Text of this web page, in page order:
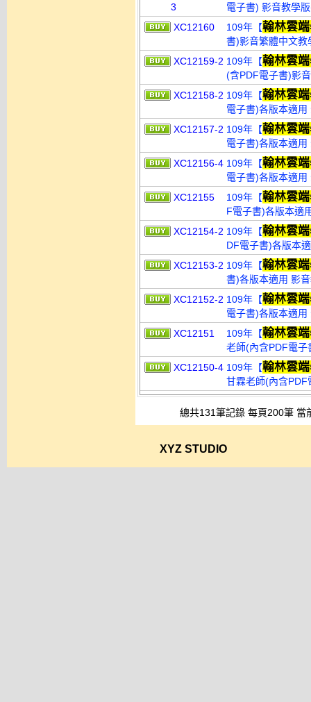
3
電子書) 影音教學
XC12160
109年【翰林雲
書)影音繁體中文教
XC12159-2 109年【翰林雲
(含PDF電子書)影
XC12158-2 109年【翰林雲
電子書)各版本適
XC12157-2 109年【翰林雲
電子書)各版本適
XC12156-4 109年【翰林雲
電子書)各版本適
XC12155
109年【翰林雲
F電子書)各版本適
XC12154-2 109年【翰林雲
DF電子書)各版本
XC12153-2 109年【翰林雲
書)各版本適用 影
XC12152-2 109年【翰林雲
電子書)各版本適
XC12151
109年【翰林雲
老師(內含PDF電
XC12150-4 109年【翰林雲
甘霖老師(內含
總共131筆記錄 每頁200筆
XYZ STUDIO